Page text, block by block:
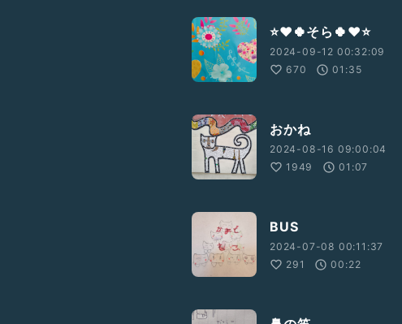
⭐❤️🍀そら🍀❤️⭐
2024-09-12 00:32:09
670
01:35
おかね
2024-08-16 09:00:04
1949
01:07
BUS
2024-07-08 00:11:37
291
00:22